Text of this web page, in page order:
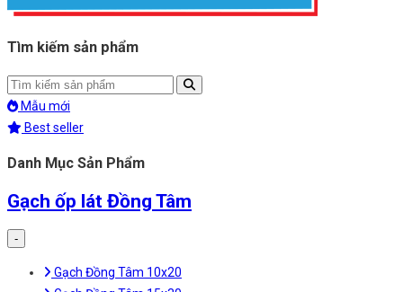
Tìm kiếm sản phẩm
Mẫu mới
Best seller
Danh Mục Sản Phẩm
Gạch ốp lát Đồng Tâm
-
Gạch Đồng Tâm 10x20